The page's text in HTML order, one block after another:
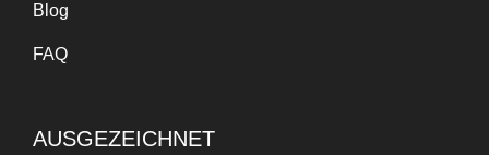
Blog
FAQ
AUSGEZEICHNET